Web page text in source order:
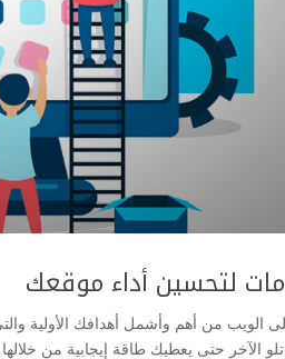
لتحسين أداء موقعك
الويب من أهم وأشمل أهدافك الأولية
الآخر حتى يعطيك طاقة إيجابية من